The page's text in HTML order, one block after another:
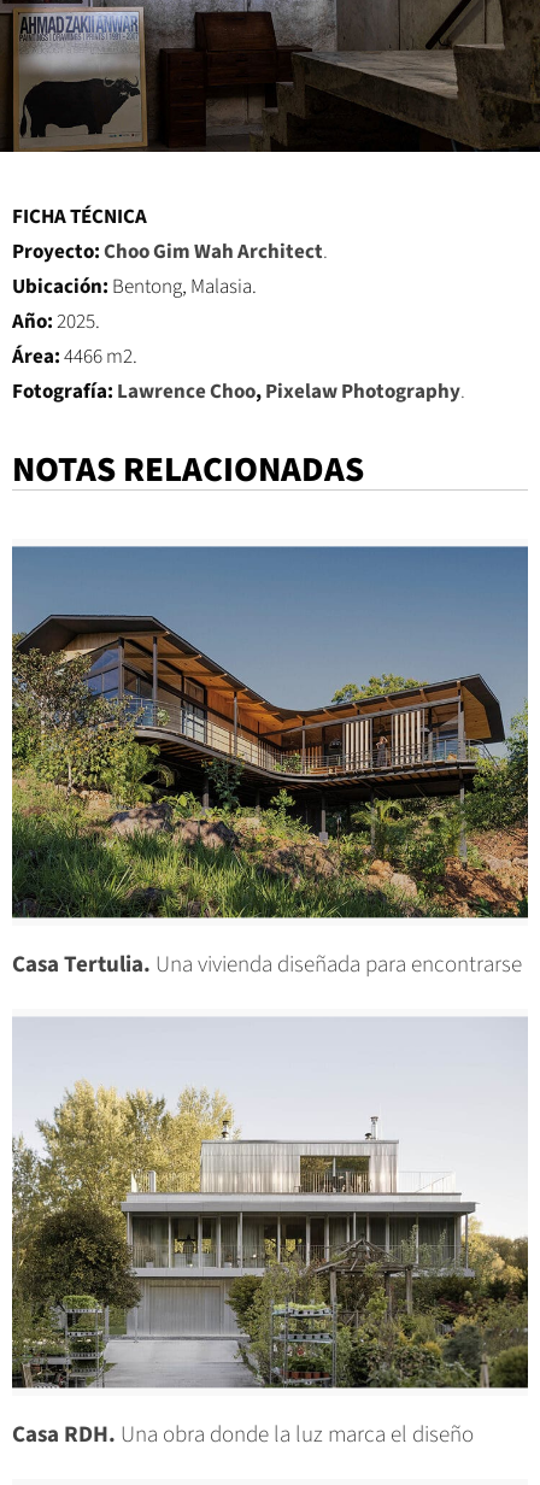
FICHA TÉCNICA
Proyecto:Choo Gim Wah Architect.
Ubicación: Bentong, Malasia.
Año:2025.
Área:4466 m2.
Fotografía: Lawrence Choo,Pixelaw Photography.
NOTAS RELACIONADAS
Casa Tertulia. Una vivienda diseñada para encontrarse
Casa RDH. Una obra donde la luz marca el diseño